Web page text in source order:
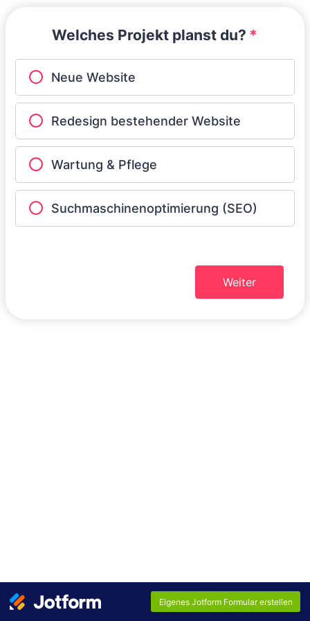
Welches Projekt planst du? *
Neue Website
Redesign bestehender Website
Wartung & Pflege
Suchmaschinenoptimierung (SEO)
Weiter